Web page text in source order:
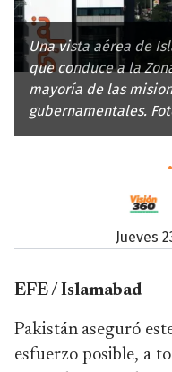
Una vista aérea de
que conduce a la
mayoría de las
gubernamentales.
•
jueves
EFE / Islamabad
Pakistán aseguró
esfuerzo posible, a